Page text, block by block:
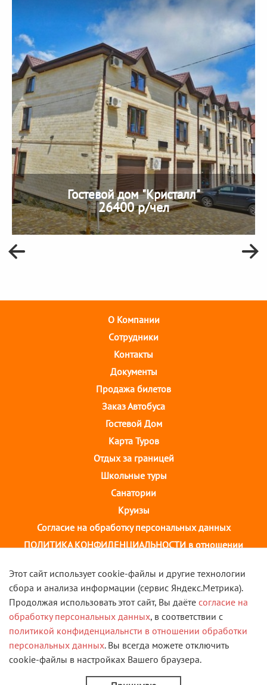
Гостевой дом "Кристалл"
26400 р/чел
О Компании
Cотрудники
Контакты
Документы
Продажа билетов
Заказ Автобуса
Гостевой Дом
Карта Туров
Отдых за границей
Школьные туры
Санатории
Круизы
Согласие на обработку персональных данных
ПОЛИТИКА КОНФИДЕНЦИАЛЬНОСТИ в отношении
г. Иваново, ул. 10 августа, д.43 ТОЦ "Августин"
2 этаж, тел. +7(4932) 58-14-58
VK
© 2013 - 2026 Туристическая компания "Скорость". Все
права защищены.
Этот сайт использует cookie-файлы и другие технологии
сбора и анализа информации (сервис Яндекс.Метрика).
Продолжая использовать этот сайт, Вы даёте согласие на
обработку персональных данных, в соответствии с
политикой конфиденциальнсти в отношении обработки
персональных данных. Вы всегда можете отключить
cookie-файлы в настройках Вашего браузера.